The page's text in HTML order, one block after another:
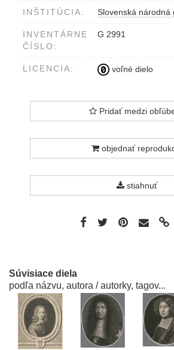
INŠTITÚCIA: Slovenská národná
INVENTÁRNE
ČÍSLO:
G 2991
LICENCIA: voľné dielo
Pridať medzi
objednať
stiahnuť
Súvisiace diela
podľa názvu, autora / autorky, tagov...